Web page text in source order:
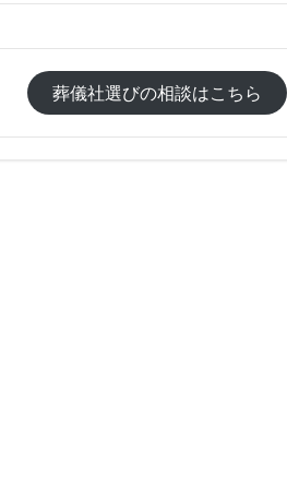
葬儀社選びの相談はこちら